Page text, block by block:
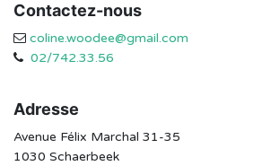
Contactez-nous
coline.woodee@gmail.com
02/742.33.56
Adresse
Avenue Félix Marchal 31-35
1030 Schaerbeek